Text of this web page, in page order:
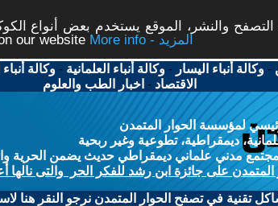
والنشر، الموقع يستخدم بعض أنواع
our website
More info - المزيد
-وكالة أنباء اليسار -وكالة أنباء العلمانية -وكالة
الاقتصاد - اخبار الطب والعلوم
لمؤسسة الحوار المتمدن
ديمقراطية، تطوعية وغير ربحية
مدني علماني ديمقراطي حديث يضمن الحرية
المتمدن على جائزة ابن رشد للفكر الحر والتى نالها
تقنية في تصفح الحوار المتمدن نرجو النقر هنا